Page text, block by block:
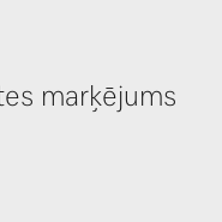
marķējums